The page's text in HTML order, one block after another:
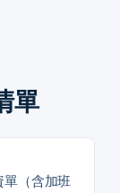
單
單（含加班